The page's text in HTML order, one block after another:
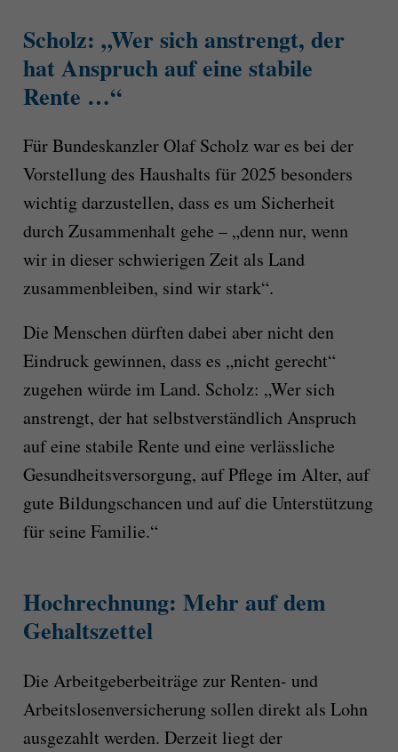
Scholz: „Wer sich anstrengt, der
hat Anspruch auf eine stabile
Rente …“
Für Bundeskanzler Olaf Scholz war es bei der
Vorstellung des Haushalts für 2025 besonders
wichtig darzustellen, dass es um Sicherheit
durch Zusammenhalt gehe – „denn nur, wenn
wir in dieser schwierigen Zeit als Land
zusammenbleiben, sind wir stark“.
Die Menschen dürften dabei aber nicht den
Eindruck gewinnen, dass es „nicht gerecht“
zugehen würde im Land. Scholz: „Wer sich
anstrengt, der hat selbstverständlich Anspruch
auf eine stabile Rente und eine verlässliche
Gesundheitsversorgung, auf Pflege im Alter, auf
gute Bildungschancen und auf die Unterstützung
für seine Familie.“
Hochrechnung: Mehr auf dem
Gehaltszettel
Die Arbeitgeberbeiträge zur Renten- und
Arbeitslosenversicherung sollen direkt als Lohn
ausgezahlt werden. Derzeit liegt der